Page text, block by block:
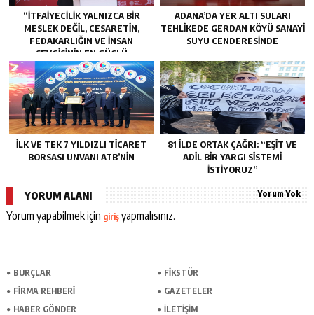
“İTFAIYECILIK YALNIZCA BIR
MESLEK DEĞIL, CESARETIN,
FEDAKARLIĞIN VE INSAN
SEVGISININ EN GÜÇLÜ
TEMSILIDIR.”
ADANA’DA YER ALTI SULARI
TEHLİKEDE GERDAN KÖYÜ SANAYİ
SUYU CENDERESİNDE
İLK VE TEK 7 YILDIZLI TİCARET
BORSASI UNVANI ATB’NİN
81 İLDE ORTAK ÇAĞRI: “EŞİT VE
ADİL BİR YARGI SİSTEMİ
İSTİYORUZ”
YORUM ALANI Yorum Yok
Yorum yapabilmek için girişyapmalısınız.
BURÇLAR
FİKSTÜR
FİRMA REHBERİ
GAZETELER
HABER GÖNDER
İLETİŞİM